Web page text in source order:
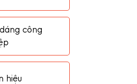
công
hiệu